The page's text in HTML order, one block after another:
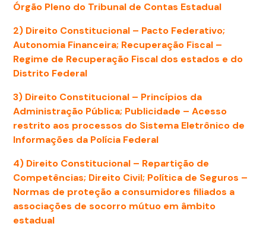
Órgão Pleno do Tribunal de Contas Estadual
2) Direito Constitucional – Pacto Federativo;
Autonomia Financeira; Recuperação Fiscal –
Regime de Recuperação Fiscal dos estados e do
Distrito Federal
3) Direito Constitucional – Princípios da
Administração Pública; Publicidade – Acesso
restrito aos processos do Sistema Eletrônico de
Informações da Polícia Federal
4) Direito Constitucional – Repartição de
Competências; Direito Civil; Política de Seguros –
Normas de proteção a consumidores filiados a
associações de socorro mútuo em âmbito
estadual